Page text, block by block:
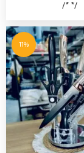
/* */
11%